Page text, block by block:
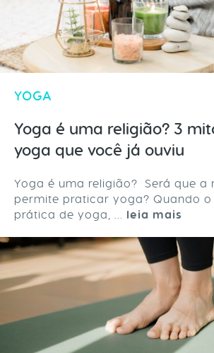
YOGA
Yoga é uma religião? 3
yoga que você já ouviu
Yoga é uma religião? Será que a
permite praticar yoga? Quando o
prática de yoga, ... leia mais